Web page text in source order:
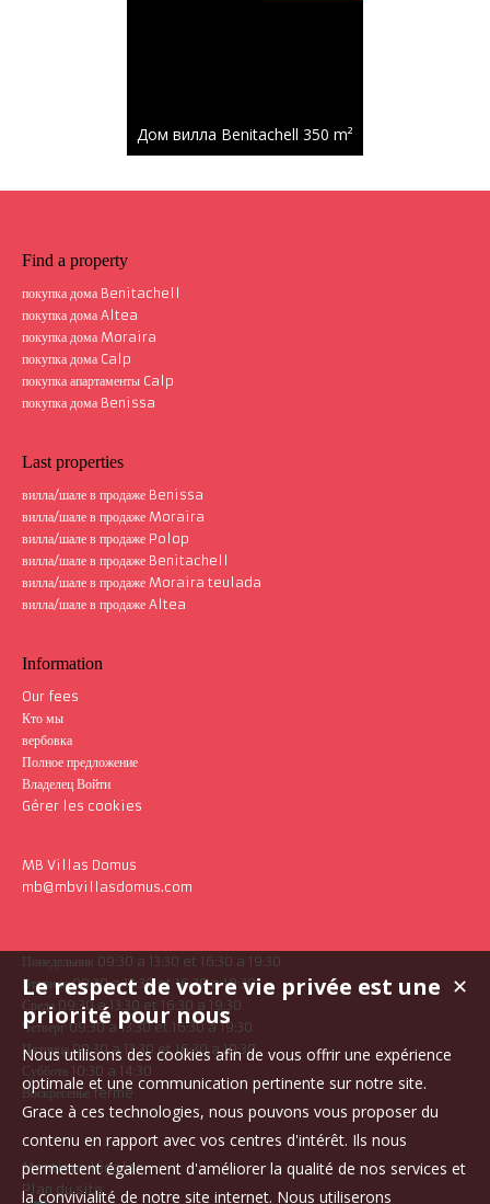
Дом вилла Benitachell 350 m²
Дом вилла Benitachell
Find a property
покупка дома Benitachell
покупка дома Altea
покупка дома Moraira
покупка дома Calp
покупка апартаменты Calp
покупка дома Benissa
Last properties
вилла/шале в продаже Benissa
вилла/шале в продаже Moraira
вилла/шале в продаже Polop
вилла/шале в продаже Benitachell
вилла/шале в продаже Moraira teulada
вилла/шале в продаже Altea
Information
Our fees
Кто мы
вербовка
Полное предложение
Владелец Войти
Gérer les cookies
MB Villas Domus
mb@mbvillasdomus.com
Понедельник 09:30 a 13:30 et 16:30 a 19:30
Вторник 09:30 a 13:30 et 16:30 a 19:30
Среда 09:30 a 13:30 et 16:30 a 19:30
Четверг 09:30 a 13:30 et 16:30 a 19:30
Пятница 09:30 a 13:30 et 16:30 a 19:30
Суббота 10:30 a 14:30
Воскресенье fermé
Mentions légales
Plan du site
✕
Le respect de votre vie privée est une
priorité pour nous
Nous utilisons des cookies afin de vous offrir une expérience
optimale et une communication pertinente sur notre site.
Grace à ces technologies, nous pouvons vous proposer du
contenu en rapport avec vos centres d'intérêt. Ils nous
permettent également d'améliorer la qualité de nos services et
la convivialité de notre site internet. Nous utiliserons